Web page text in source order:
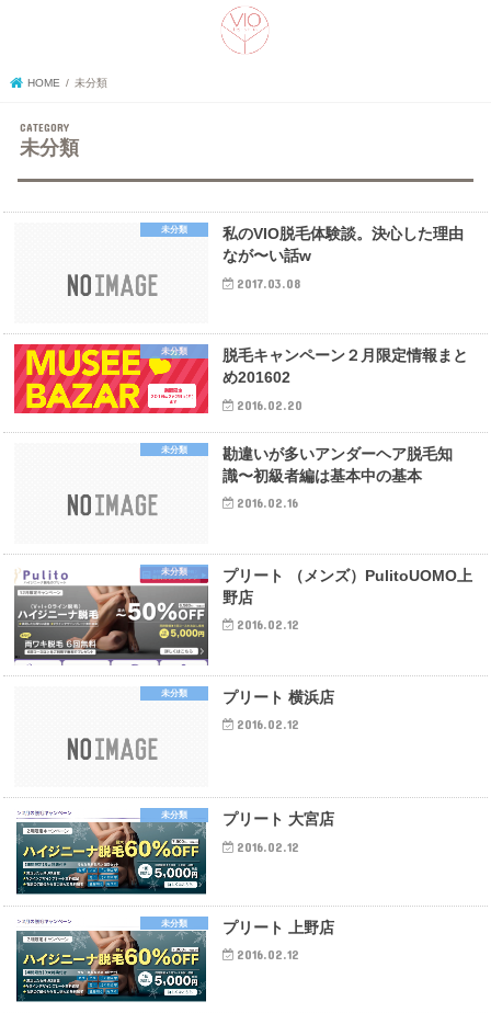
HOME 未分類
未分類
未分類
私のVIO脱毛体験談。決心した理由
なが〜い話w
2017.03.08
未分類
脱毛キャンペーン２月限定情報まと
め201602
2016.02.20
未分類
勘違いが多いアンダーヘア脱毛知
識〜初級者編は基本中の基本
2016.02.16
未分類
プリート （メンズ）PulitoUOMO上
野店
2016.02.12
未分類 プリート 横浜店
2016.02.12
未分類 プリート 大宮店
2016.02.12
未分類 プリート 上野店
2016.02.12